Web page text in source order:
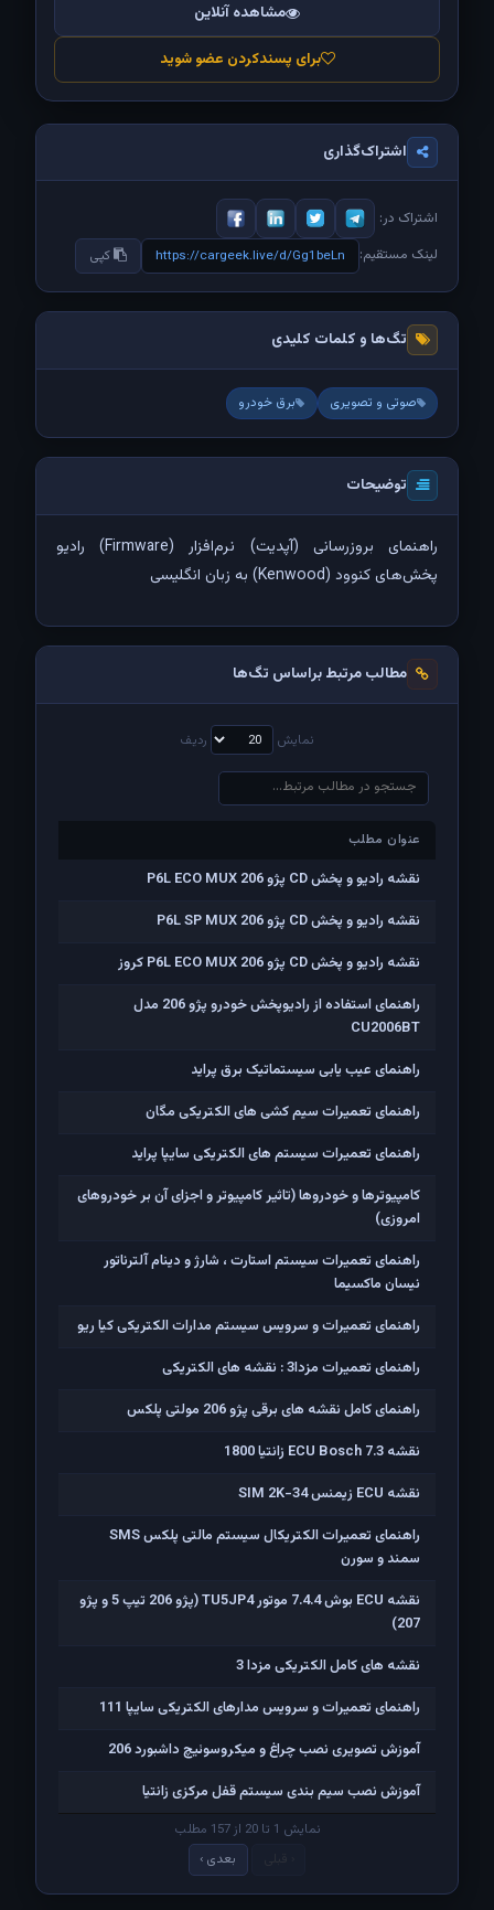
مشاهده آنلاین
برای پسندکردن عضو شوید
اشتراک‌گذاری
اشتراک در:
لینک مستقیم: https://cargeek.live/d/Gg1beLn کپی
تگ‌ها و کلمات کلیدی
صوتی و تصویری برق خودرو
توضیحات
راهنمای بروزرسانی (آپدیت) نرم‌افزار (Firmware) رادیو
پخش‌های کنوود (Kenwood) به زبان انگلیسی
مطالب مرتبط براساس تگ‌ها
نمایش ردیف
عنوان مطلب
عنوان مطلب
نقشه رادیو و پخش CD پژو 206 P6L ECO MUX
نقشه رادیو و پخش CD پژو 206 P6L SP MUX
نقشه رادیو و پخش CD پژو 206 P6L ECO MUX کروز
راهنمای استفاده از رادیوپخش خودرو پژو 206 مدل
CU2006BT
راهنمای عیب یابی سیستماتیک برق پراید
راهنمای تعمیرات سیم کشی های الکتریکی مگان
راهنمای تعمیرات سیستم های الکتریکی سایپا پراید
کامپیوترها و خودروها (تاثیر کامپیوتر و اجزای آن بر خودروهای
امروزی)
راهنمای تعمیرات سیستم استارت ، شارژ و دینام آلترناتور
نیسان ماکسیما
راهنمای تعمیرات و سرویس سیستم مدارات الکتریکی کیا ریو
راهنمای تعمیرات مزدا3 : نقشه های الکتریکی
راهنمای کامل نقشه های برقی پژو 206 مولتی پلکس
نقشه ECU Bosch 7.3 زانتیا 1800
نقشه ECU زیمنس SIM 2K-34
راهنمای تعمیرات الکتریکال سیستم مالتی پلکس SMS
سمند و سورن
نقشه ECU بوش 7.4.4 موتور TU5JP4 (پژو 206 تیپ 5 و پژو
207)
نقشه های کامل الکتریکی مزدا 3
راهنمای تعمیرات و سرویس مدارهای الکتریکی سایپا 111
آموزش تصویری نصب چراغ و میکروسوئیچ داشبورد 206
آموزش نصب سیم بندی سیستم قفل مرکزی زانتیا
نمایش 1 تا 20 از 157 مطلب
بعدی ›